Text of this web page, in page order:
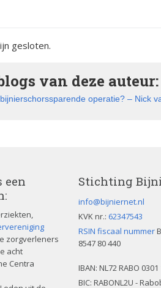
gesloten.
van deze auteur:
operatie? – Nick
een
zorgverleners
acht
Centra
Stichting
info@bijniernet.nl
KVK nr.: 62347543
RSIN fiscaal nummer
8547 80 440
IBAN: NL72 RABO
BIC: RABONL2U -